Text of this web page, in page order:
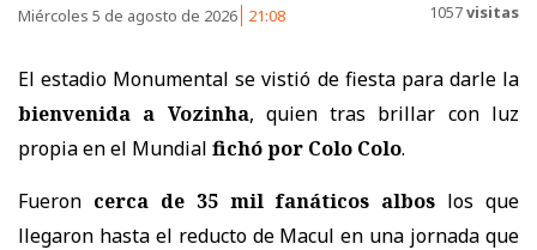
Miércoles 5 de agosto de 2026 21:08 1057visitas
El estadio Monumental se vistió de fiesta para darle la
bienvenida a Vozinha, quien tras brillar con luz
propia en el Mundial fichó por Colo Colo.
Fueron cerca de 35 mil fanáticos albos los que
llegaron hasta el reducto de Macul en una jornada que